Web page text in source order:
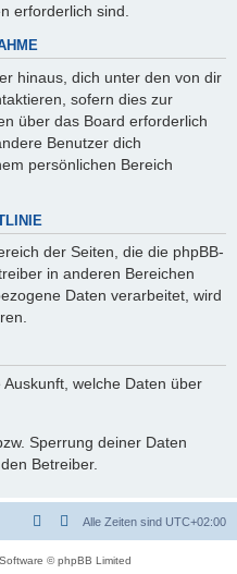
erforderlich sind.
hinaus, dich unter den von dir
sofern dies zur
über das Board erforderlich
Benutzer dich
persönlichen Bereich
der Seiten, die die phpBB-
in anderen Bereichen
Daten verarbeitet, wird
welche Daten über
Sperrung deiner Daten
Betreiber.
Alle Zeiten sind UTC+02:00
© phpBB Limited